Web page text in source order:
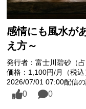
感情にも風水が
え方～
発行者：富士川碧砂（占
価格：1,100円/月（税込
2026/07/01 07:00配信
0 0